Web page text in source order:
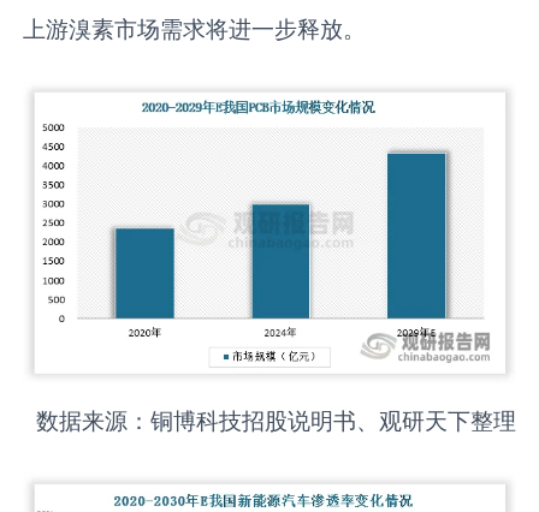
上游溴素市场需求将进一步释放。
数据来源：铜博科技招股说明书、观研天下整理